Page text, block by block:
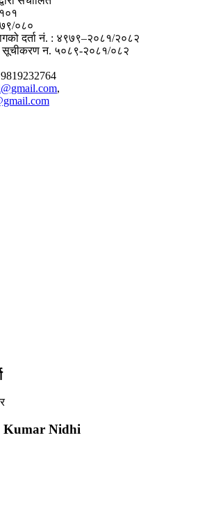
०८०
दर्ता नं. : ४९७९–२०८१/२०८२
सूचीकरण न. ५०८९-२०८१/०८२
,
Kumar Nidhi